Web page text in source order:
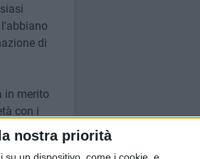
nostra priorità
su un dispositivo, come i cookie, e
di
in merito
con i
offertorio,
del